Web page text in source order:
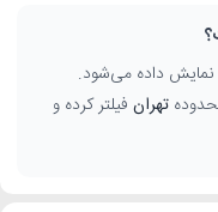
داده می‌شود.
تهران فیلتر کرده و